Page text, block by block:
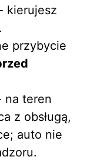
kierujesz
przybycie
na teren
z obsługą,
auto nie